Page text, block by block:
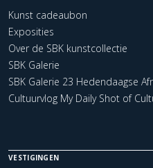
Kunst cadeaubon
Exposities
Over de SBK kunstcollectie
SBK Galerie
SBK Galerie 23 Hedendaagse
Cultuurvlog My Daily Shot of
VESTIGINGEN